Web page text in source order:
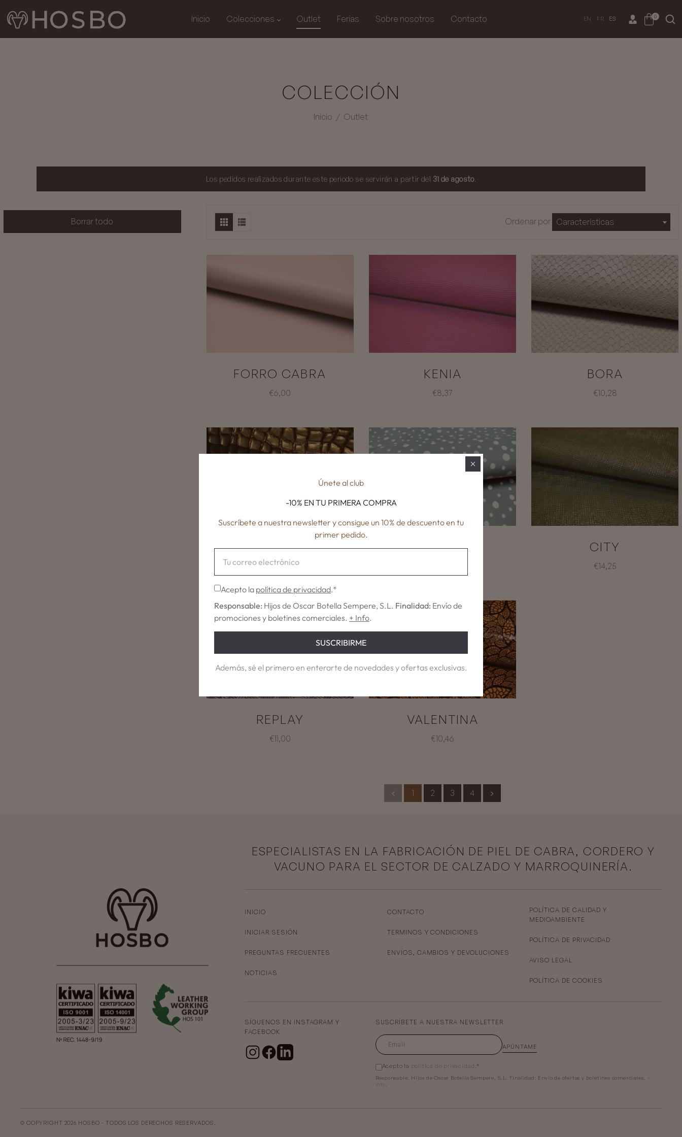
Inicio Colecciones Outlet Ferias Sobre nosotros Contacto EN FR ES 0
COLECCIÓN
Inicio / Outlet
Los pedidos realizados durante este periodo se servirán a partir del 31 de agosto.
Ordenar por Características
FORRO CABRA
€6,00
KENIA
€8,37
BORA
€10,28
NANCY
€12,78
METROPOLIS CITY
€14,25
REPLAY
€11,00
VALENTINA
€10,46
1 2 3 4
Borrar todo
ESPECIALISTAS EN LA FABRICACIÓN DE PIEL DE CABRA, CORDERO Y
VACUNO PARA EL SECTOR DE CALZADO Y MARROQUINERÍA.
INICIO
INICIAR SESIÓN
PREGUNTAS FRECUENTES
NOTICIAS
CONTACTO
TERMINOS Y CONDICIONES
ENVÍOS, CAMBIOS Y DEVOLUCIONES
POLÍTICA DE CALIDAD Y
MEDIOAMBIENTE
POLÍTICA DE PRIVACIDAD
AVISO LEGAL
POLÍTICA DE COOKIES
SÍGUENOS EN INSTAGRAM Y
FACEBOOK
SUSCRÍBETE A NUESTRA NEWSLETTER
APÚNTAME
Acepto la política de privacidad .*
Responsable: Hijos de Oscar Botella Sempere, S.L. Finalidad: Envío de ofertas y boletines comerciales.
+
Info
© COPYRIGHT 2026 HOSBO - TODOS LOS DERECHOS RESERVADOS.
Únete al club
-10% EN TU PRIMERA COMPRA
Suscríbete a nuestra newsletter y consigue un 10% de descuento en tu
primer pedido.
Acepto la política de privacidad.*
Responsable: Hijos de Oscar Botella Sempere, S.L. Finalidad: Envío de
promociones y boletines comerciales. + Info.
SUSCRIBIRME
Además, sé el primero en enterarte de novedades y ofertas exclusivas.